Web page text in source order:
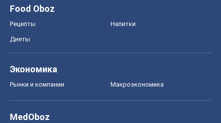
Food Oboz
Рецепты Напитки
Диеты
Экономика
Рынки и компании Mакроэкономика
MedOboz